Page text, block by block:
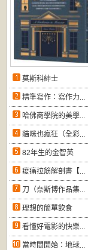
莫斯科紳士
精準寫作：寫作力...
哈佛商學院的美學...
貓咪也瘋狂（全彩...
82年生的金智英
痠痛拉筋解剖書【...
刀（奈斯博作品集...
理想的簡單飲食
看懂好電影的快樂...
當時間開始：地球...